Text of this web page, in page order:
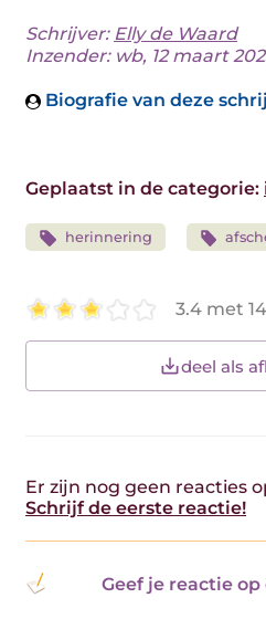
Schrijver: Elly de Waard
Inzender: wb, 12 maart
Biografie van deze
Geplaatst in de categorie:
herinnering
3.4 met
deel als
Er zijn nog geen reacties
Schrijf de eerste reactie!
Geef je reactie